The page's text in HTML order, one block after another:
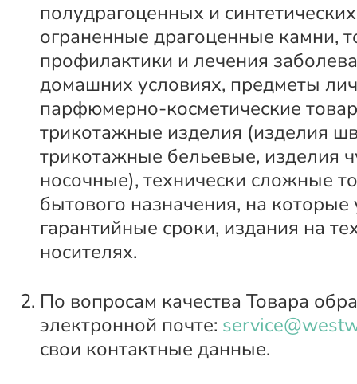
полудрагоценных и
ограненные драгоценные камни,
профилактики и лечения
домашних условиях, предметы
парфюмерно-косметические
трикотажные изделия (изделия
трикотажные бельевые, изделия
носочные), технически сложные
бытового назначения, на которые
гарантийные сроки, издания на
носителях.
По вопросам качества Товара
электронной почте:
свои контактные данные.